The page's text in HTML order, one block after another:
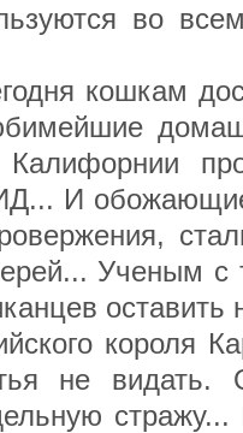
во
кошкам
Калифорнии
И
Ученым с
короля
не